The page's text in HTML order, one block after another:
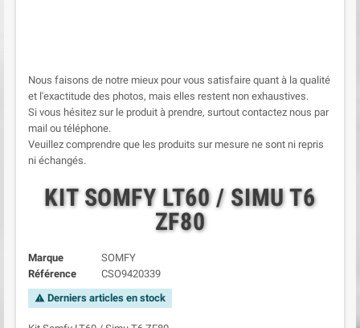
Nous faisons de notre mieux pour vous satisfaire quant à la qualité
et l'exactitude des photos, mais elles restent non exhaustives.
Si vous hésitez sur le produit à prendre, surtout contactez nous par
mail ou téléphone.
Veuillez comprendre que les produits sur mesure ne sont ni repris
ni échangés.
KIT SOMFY LT60 / SIMU T6
ZF80
Marque
SOMFY
Référence
CSO9420339
warning Derniers articles en stock